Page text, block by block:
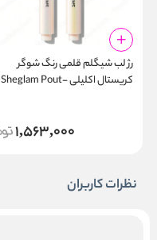
رژ لب شیگلم قلمی رنگ شوگر
کریستال اکلیلی Sheglam Pout-
1,563,000
نظرات کاربران